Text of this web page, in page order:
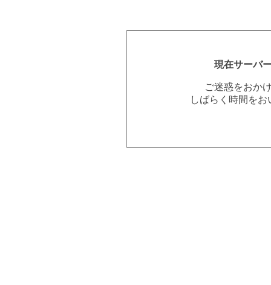
現在サーバ
ご迷惑をおか
しばらく時間を